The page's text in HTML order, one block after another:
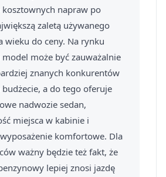
kosztownych napraw po
zaletą używanego
wieku do ceny. Na rynku
może być zauważalnie
znanych konkurentów
a do tego oferuje
nadwozie sedan,
miejsca w kabinie i
komfortowe. Dla
ważny będzie też fakt, że
lepiej znosi jazdę